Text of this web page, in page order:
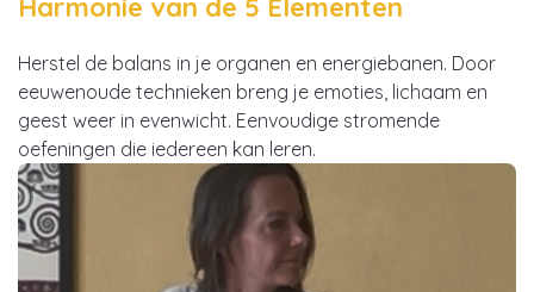
Harmonie van de 5 Elementen
Herstel de balans in je organen en energiebanen. Door
eeuwenoude technieken breng je emoties, lichaam en
geest weer in evenwicht. Eenvoudige stromende
oefeningen die iedereen kan leren.